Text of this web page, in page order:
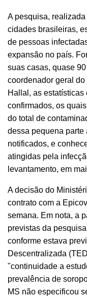
A pesquisa,
cidades brasileiras,
de pessoas
expansão no país.
suas casas, quase
coordenador geral
Hallal, as
confirmados, os
do total de
dessa pequena parte
notificados, e
atingidas pela
levantamento, em
A decisão do
contrato com a
semana. Em nota, a
previstas da
conforme estava
Descentralizada
"continuidade a
prevalência de
MS não especificou